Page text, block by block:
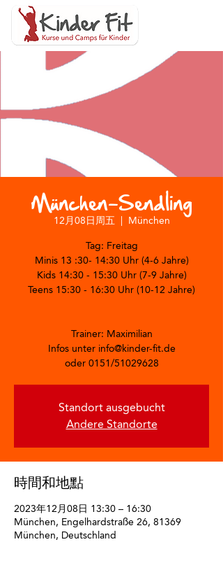
München-Sendling
12月08日周五 München
Tag: Freitag
Minis 13 :30- 14:30 Uhr (4-6 Jahre)
Kids 14:30 - 15:30 Uhr (7-9 Jahre)
Teens 15:30 - 16:30 Uhr (10-12 Jahre)
Trainer: Maximilian
Infos unter info@kinder-fit.de
oder 0151/51029628
Standort ausgebucht
Andere Standorte
時間和地點
2023年12月08日 13:30 – 16:30
München, Engelhardstraße 26, 81369
München, Deutschland